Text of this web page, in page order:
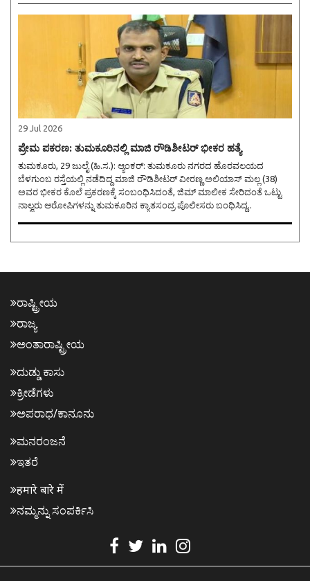
29 Jul 2026
ಪ್ರೇಮ ಪಕರಣ: ತುಮಕೂರಿನಲ್ಲಿ ಮಾಜಿ ರೌಡಿಶೀಟರ್ ಭೀಕರ ಹತ್ಯೆ
ತುಮಕೂರು, 29 ಜುಲೈ (ಹಿ.ಸ.): ಆ್ಯಂಕರ್: ತುಮಕೂರು ನಗರದ ಹೊರವಲಯದ
ಬೆಳಗುಂಬ ರಸ್ತೆಯಲ್ಲಿ ನಡೆದಿದ್ದ ಮಾಜಿ ರೌಡಿಶೀಟರ್ ವೀರಣ್ಣ ಅಲಿಯಾಸ್ ಮಲ್ಲ (38)
ಅವರ ಭೀಕರ ಕೊಲೆ ಪ್ರಕರಣಕ್ಕೆ ಸಂಬಂಧಿಸಿದಂತೆ, ಜಿಮ್ ಮಾಲೀಕ ಸೇರಿದಂತೆ ಒಟ್ಟು
ನಾಲ್ವರು ಆರೋಪಿಗಳನ್ನು ತುಮಕೂರಿನ ಕ್ಯಾತಸಂದ್ರ ಪೊಲೀಸರು ಬಂಧಿಸಿದ್ದ..
ರಾಷ್ಟ್ರೀಯ
ರಾಜ್ಯ
ಅಂತಾರಾಷ್ಟ್ರೀಯ
ದುಡ್ಡು ಕಾಸು
ಕ್ರೀಡೆಗಳು
ಅಪರಾಧ/ಕಾನೂನು
ಮನರಂಜನೆ
ಇತರೆ
हमारे बारे में
ನಮ್ಮನ್ನು ಸಂಪರ್ಕಿಸಿ